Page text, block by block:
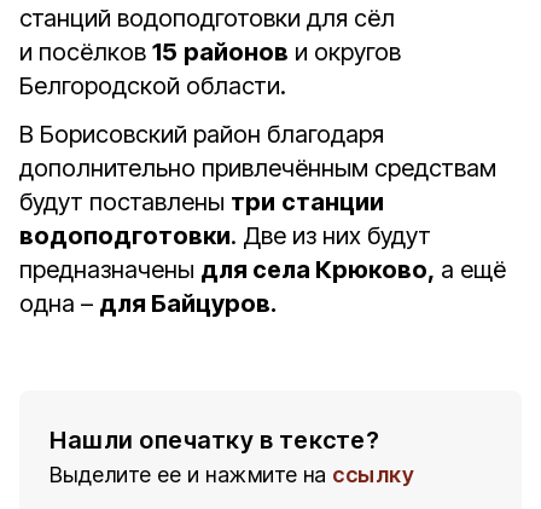
станций водоподготовки для сёл
и посёлков 15 районов и округов
Белгородской области.
В Борисовский район благодаря
дополнительно привлечённым средствам
будут поставлены три станции
водоподготовки. Две из них будут
предназначены для села Крюково, а ещё
одна – для Байцуров.
Нашли опечатку в тексте?
Выделите ее и нажмите на ссылку